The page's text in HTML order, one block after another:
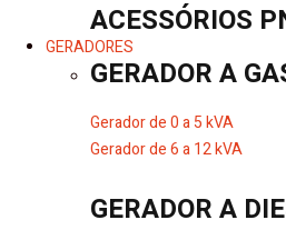
ACESSÓRIOS
GERADORES
GERADOR A
Gerador de 0 a 5 kVA
Gerador de 6 a 12 kVA
GERADOR A